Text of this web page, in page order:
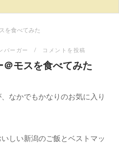
を食べてみた
バーガー コメントを投稿
モスを食べてみた
なかでもかなりのお気に入り
しい新潟のご飯とベストマッ